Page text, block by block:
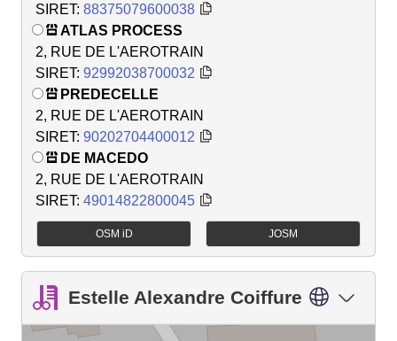
SIRET: 88375079600038
ATLAS PROCESS
2, RUE DE L'AEROTRAIN
SIRET: 92992038700032
PREDECELLE
2, RUE DE L'AEROTRAIN
SIRET: 90202704400012
DE MACEDO
2, RUE DE L'AEROTRAIN
SIRET: 49014822800045
OSM iD JOSM
Estelle Alexandre Coiffure